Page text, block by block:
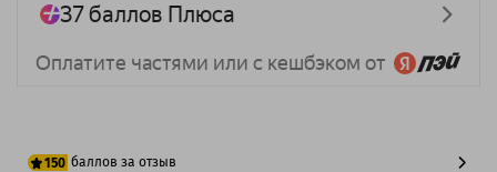
150 баллов за отзыв